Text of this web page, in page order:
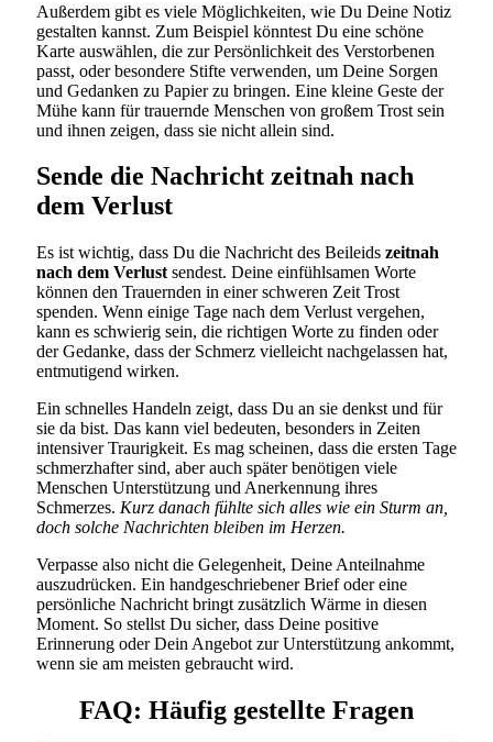
Außerdem gibt es viele Möglichkeiten, wie Du Deine Notiz
gestalten kannst. Zum Beispiel könntest Du eine schöne
Karte auswählen, die zur Persönlichkeit des Verstorbenen
passt, oder besondere Stifte verwenden, um Deine Sorgen
und Gedanken zu Papier zu bringen. Eine kleine Geste der
Mühe kann für trauernde Menschen von großem Trost sein
und ihnen zeigen, dass sie nicht allein sind.
Sende die Nachricht zeitnah nach
dem Verlust
Es ist wichtig, dass Du die Nachricht des Beileids zeitnah
nach dem Verlust sendest. Deine einfühlsamen Worte
können den Trauernden in einer schweren Zeit Trost
spenden. Wenn einige Tage nach dem Verlust vergehen,
kann es schwierig sein, die richtigen Worte zu finden oder
der Gedanke, dass der Schmerz vielleicht nachgelassen hat,
entmutigend wirken.
Ein schnelles Handeln zeigt, dass Du an sie denkst und für
sie da bist. Das kann viel bedeuten, besonders in Zeiten
intensiver Traurigkeit. Es mag scheinen, dass die ersten Tage
schmerzhafter sind, aber auch später benötigen viele
Menschen Unterstützung und Anerkennung ihres
Schmerzes. Kurz danach fühlte sich alles wie ein Sturm an,
doch solche Nachrichten bleiben im Herzen.
Verpasse also nicht die Gelegenheit, Deine Anteilnahme
auszudrücken. Ein handgeschriebener Brief oder eine
persönliche Nachricht bringt zusätzlich Wärme in diesen
Moment. So stellst Du sicher, dass Deine positive
Erinnerung oder Dein Angebot zur Unterstützung ankommt,
wenn sie am meisten gebraucht wird.
FAQ: Häufig gestellte Fragen